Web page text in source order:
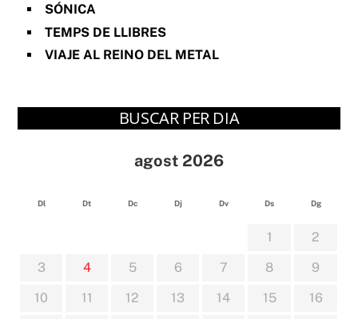
SÓNICA
TEMPS DE LLIBRES
VIAJE AL REINO DEL METAL
BUSCAR PER DIA
agost 2026
Dl Dt Dc Dj Dv Ds Dg
1
2
3
4 5 6 7 8
9
10
11 12 13 14 15
16